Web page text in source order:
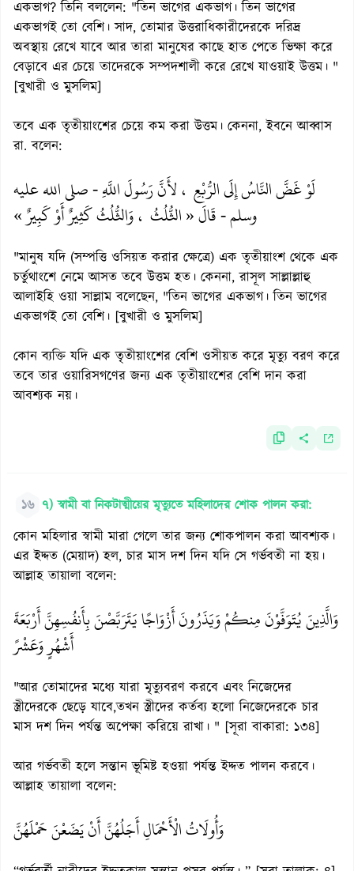
একভাগ? তিনি বললেন: "তিন ভাগের একভাগ। তিন ভাগের
একভাগই তো বেশি। সাদ, তোমার উত্তরাধিকারীদেরকে দরিদ্র
অবস্থায় রেখে যাবে আর তারা মানুষের কাছে হাত পেতে ভিক্ষা করে
বেড়াবে এর চেয়ে তাদেরকে সম্পদশালী করে রেখে যাওয়াই উত্তম। "
[বুখারী ও মুসলিম]
তবে এক তৃতীয়াংশের চেয়ে কম করা উত্তম। কেননা, ইবনে আব্বাস
রা. বলেন:
لَوْ غَضَّ النَّاسُ إِلَى الرُّبْعِ ، لأَنَّ رَسُولَ اللَّهِ - صلى الله عليه
وسلم - قَالَ « الثُّلُثُ ، وَالثُّلُثُ كَثِيرٌ أَوْ كَبِيرٌ »
"মানুষ যদি (সম্পত্তি ওসিয়ত করার ক্ষেত্রে) এক তৃতীয়াংশ থেকে এক
চর্তুথাংশে নেমে আসত তবে উত্তম হত। কেননা, রাসূল সাল্লাল্লাহু
আলাইহি ওয়া সাল্লাম বলেছেন, "তিন ভাগের একভাগ। তিন ভাগের
একভাগই তো বেশি। [বুখারী ও মুসলিম]
কোন ব্যক্তি যদি এক তৃতীয়াংশের বেশি ওসীয়ত করে মৃত্যু বরণ করে
তবে তার ওয়ারিসগণের জন্য এক তৃতীয়াংশের বেশি দান করা
আবশ্যক নয়।
১৬ ৭) স্বামী বা নিকটাত্মীয়ের মৃত্যুতে মহিলাদের শোক পালন করা:
কোন মহিলার স্বামী মারা গেলে তার জন্য শোকপালন‌ করা আবশ্যক।
এর ইদ্দত (মেয়াদ) হল, চার মাস দশ দিন যদি সে গর্ভবতী না হয়।
আল্লাহ তায়ালা বলেন:
وَالَّذِينَ يُتَوَفَّوْنَ مِنكُمْ وَيَذَرُونَ أَزْوَاجًا يَتَرَبَّصْنَ بِأَنفُسِهِنَّ أَرْبَعَةَ
أَشْهُرٍ وَعَشْرً
"আর তোমাদের মধ্যে যারা মৃত্যুবরণ করবে এবং নিজেদের
স্ত্রীদেরকে ছেড়ে যাবে,তখন স্ত্রীদের কর্তব্য হলো নিজেদেরকে চার
মাস দশ দিন পর্যন্ত অপেক্ষা করিয়ে রাখা। " [সূরা বাকারা: ১৩৪]
আর গর্ভবতী হলে সন্তান ভূমিষ্ট হওয়া পর্যন্ত ইদ্দত পালন করবে।
আল্লাহ তায়ালা বলেন:
وَأُولَاتُ الْأَحْمَالِ أَجَلُهُنَّ أَنْ يَضَعْنَ حَمْلَهُنَّ